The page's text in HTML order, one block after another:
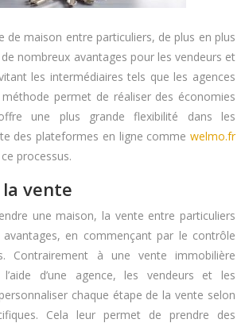
de maison entre particuliers, de plus en plus
nombreux avantages pour les vendeurs et
les intermédiaires tels que les agences
permet de réaliser des économies
une plus grande flexibilité dans les
des plateformes en ligne comme welmo.fr
processus.
vente
une maison, la vente entre particuliers
en commençant par le contrôle
Contrairement à une vente immobilière
d’une agence, les vendeurs et les
chaque étape de la vente selon
Cela leur permet de prendre des